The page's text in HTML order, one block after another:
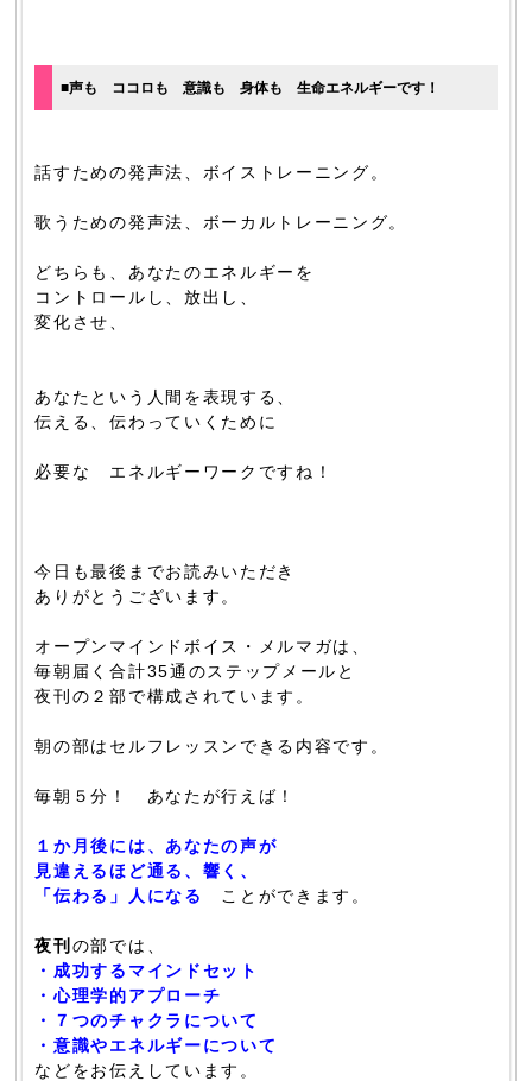
■声も ココロも 意識も 身体も 生命エネルギーです！
話すための発声法、ボイストレーニング。
歌うための発声法、ボーカルトレーニング。
どちらも、あなたのエネルギーを
コントロールし、放出し、
変化させ、
あなたという人間を表現する、
伝える、伝わっていくために
必要な エネルギーワークですね！
今日も最後までお読みいただき
ありがとうございます。
オープンマインドボイス・メルマガは、
毎朝届く合計35通のステップメールと
夜刊の２部で構成されています。
朝の部はセルフレッスンできる内容です。
毎朝５分！ あなたが行えば！
１か月後には、あなたの声が
見違えるほど通る、響く、
「伝わる」人になる
ことができます。
夜刊 の部では、
・成功するマインドセット
・心理学的アプローチ
・７つのチャクラについて
・意識やエネルギーについて
などをお伝えしています。